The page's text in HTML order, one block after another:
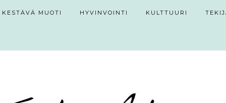
KESTÄVÄ MUOTI HYVINVOINTI KULTTUURI